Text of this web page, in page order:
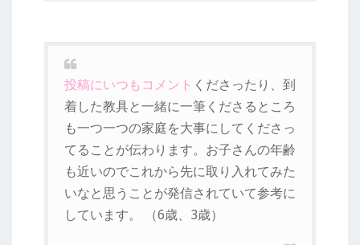
投稿にいつもコメント くださったり、到
着した教具と一緒に一筆くださるところ
も一つ一つの家庭を大事にしてくださっ
てることが伝わります。お子さんの年齢
も近いのでこれから先に取り入れてみた
いなと思うことが発信されていて参考に
しています。 （6歳、3歳）